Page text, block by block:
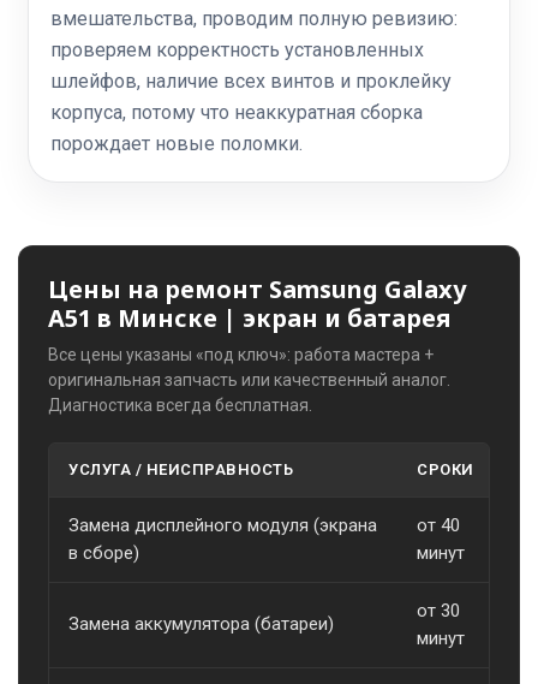
вмешательства, проводим полную ревизию:
проверяем корректность установленных
шлейфов, наличие всех винтов и проклейку
корпуса, потому что неаккуратная сборка
порождает новые поломки.
Цены на ремонт Samsung Galaxy
A51 в Минске | экран и батарея
Все цены указаны «под ключ»: работа мастера +
оригинальная запчасть или качественный аналог.
Диагностика всегда бесплатная.
УСЛУГА / НЕИСПРАВНОСТЬ СРОКИ
Замена дисплейного модуля (экрана
в сборе)
от 40
минут
Замена аккумулятора (батареи)
от 30
минут